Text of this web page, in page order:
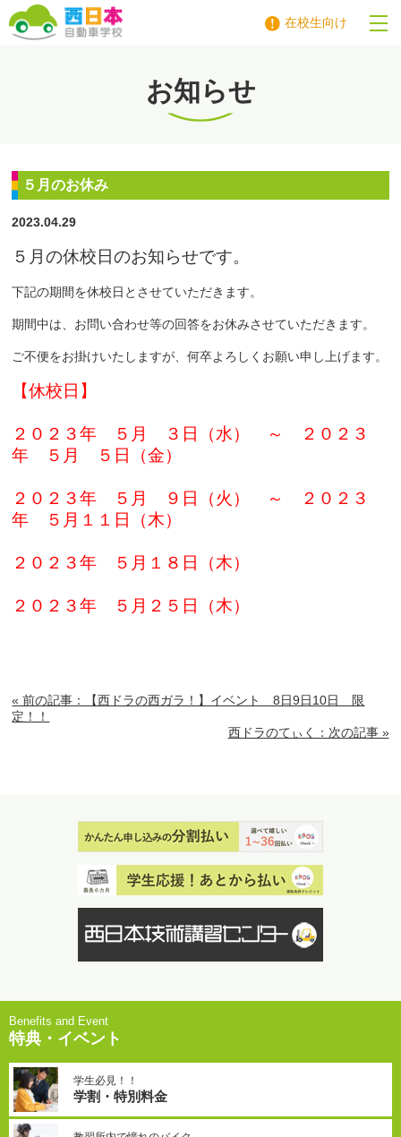
在校生向け
お知らせ
５月のお休み
2023.04.29
５月の休校日のお知らせです。
下記の期間を休校日とさせていただきます。
期間中は、お問い合わせ等の回答をお休みさせていただきます。
ご不便をお掛けいたしますが、何卒よろしくお願い申し上げます。
【休校日】
２０２３年 ５月 ３日（水） ～ ２０２３
年 ５月 ５日（金）
２０２３年 ５月 ９日（火） ～ ２０２３
年 ５月１１日（木）
２０２３年 ５月１８日（木）
２０２３年 ５月２５日（木）
« 前の記事：【西ドラの西ガラ！】イベント 8日9日10日 限
定！！
西ドラのてぃく：次の記事 »
特典・イベント
学生必見！！
学割・特別料金